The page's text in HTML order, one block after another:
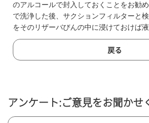
のアルコールで封入しておくことをお勧
で洗浄した後、サクションフィルターと
をそのリザーバびんの中に浸けておけば液
戻る
アンケート:ご意見をお聞かせ